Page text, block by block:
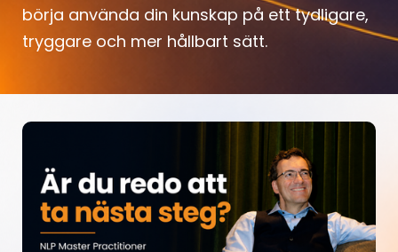
börja använda din kunskap på ett tydligare,
tryggare och mer hållbart sätt.